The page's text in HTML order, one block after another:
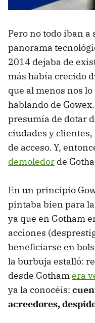
Pero no todo iban
panorama
2014 dejaba de
más había crecido
que al menos nos
hablando de
presumía de dotar
ciudades y
de acceso. Y,
demoledor de
En un principio
pintaba bien para
ya que en Gotham
acciones
beneficiarse en
la burbuja estalló:
desde Gothamera
ya la conocéis:
acreedores,